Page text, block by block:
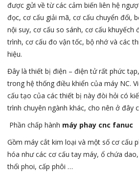
được gửi về từ các cảm biến liên hệ
đọc, cơ cấu giải mã, cơ cấu chuyển đổi,
nội suy, cơ cấu so sánh, cơ cấu khuyếch
trình, cơ cấu đo vận tốc, bộ nhớ và các
hiệu.
Đây là thiết bị điện – điện tử rất phức
trong hệ thống điều khiển của máy NC.
cấu tạo của các thiết bị này đòi hỏi có
trình chuyên ngành khác, cho nên ở đây
Phần chấp hành máy phay cnc fanuc
Gồm máy cắt kim loại và một số cơ cấu
hóa như các cơ cấu tay máy, ổ chứa
thổi phoi, cấp phôi …